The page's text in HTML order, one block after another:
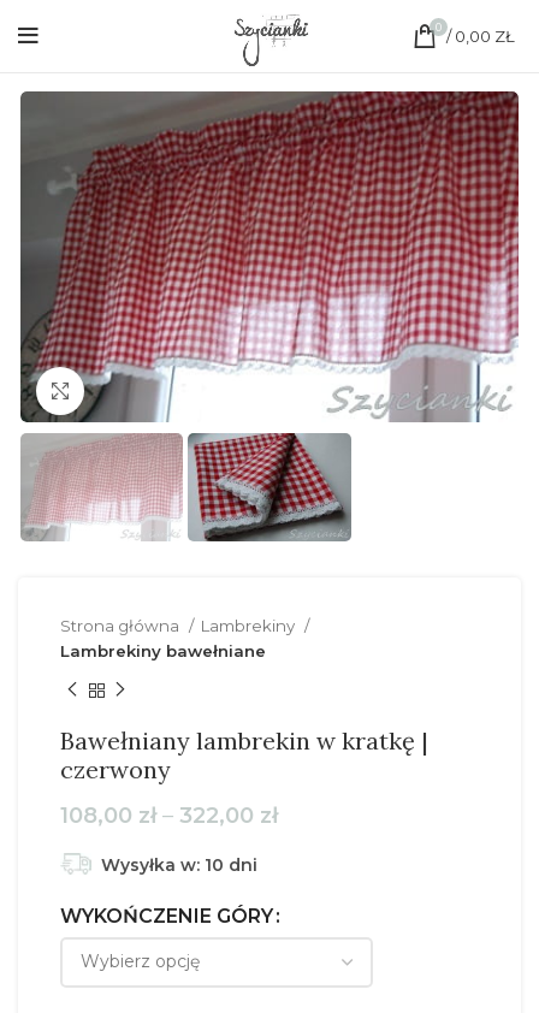
0 / 0,00 ZŁ
Click to enlarge
Strona główna
Lambrekiny
Lambrekiny bawełniane
Bawełniany lambrekin w kratkę |
czerwony
108,00 zł – 322,00 złZakres
do
322,00 zł
Wysyłka w: 10 dni
WYKOŃCZENIE GÓRY